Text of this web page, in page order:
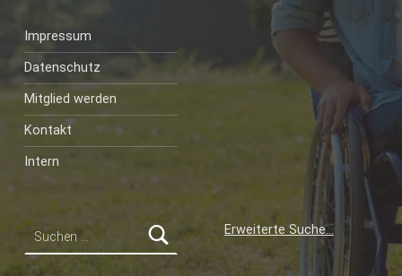
Impressum
Datenschutz
Mitglied werden
Kontakt
Intern
Erweiterte Suche…